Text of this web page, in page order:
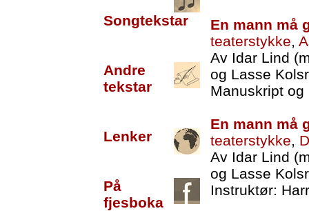
Songtekstar
Andre
tekstar
Lenker
På
fjesboka
En mann må
teaterstykke,
Av Idar Lind
og Lasse
Manuskript
En mann må
teaterstykke,
Av Idar Lind
og Lasse
Instruktør: